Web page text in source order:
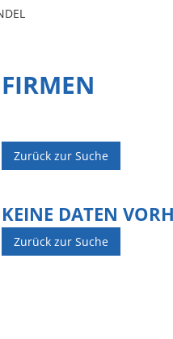
FIRMEN
Zurück zur Suche
KEINE DATEN
Zurück zur Suche